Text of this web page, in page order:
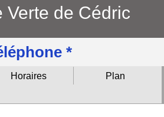
Verte de Cédric
*
Horaires
Plan